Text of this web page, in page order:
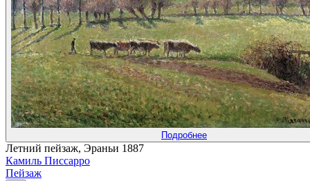
Подробнее
Летний пейзаж, Эраньи 1887
Камиль Писсарро
Пейзаж